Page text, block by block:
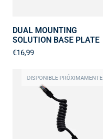
DUAL MOUNTING
SOLUTION BASE PLATE
€16,99
DISPONIBLE PRÓXIMAMENTE